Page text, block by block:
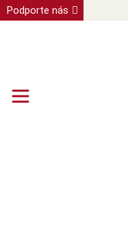
Podporte nás